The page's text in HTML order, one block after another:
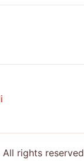
All rights reserved